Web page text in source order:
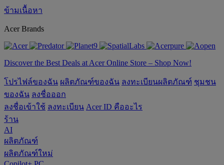
ข้ามเนื้อหา
Acer Brands
Discover the Best Deals at Acer Online Store – Shop Now!
โปรไฟล์ของฉัน ผลิตภัณฑ์ของฉัน ลงทะเบียนผลิตภัณฑ์ ชุมชน
ของฉัน ลงชื่อออก
ลงชื่อเข้าใช้ ลงทะเบียน Acer ID คืออะไร
ร้าน
AI
ผลิตภัณฑ์
ผลิตภัณฑ์ใหม่